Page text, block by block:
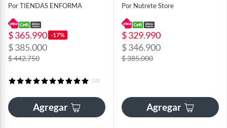
Por TIENDAS ENFORMA
$ 365.990 -17%
$ 385.000
$ 442.750
(11)
Agregar
Por Nutrete Store
$ 329.990
$ 346.900
$ 385.000
Agregar